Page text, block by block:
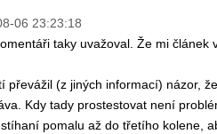
06 23:23:18
taky uvažoval. Že mi článek
převážil (z jiných informací) názor,
Kdy tady prostestovat není
pomalu až do třetího kolene,